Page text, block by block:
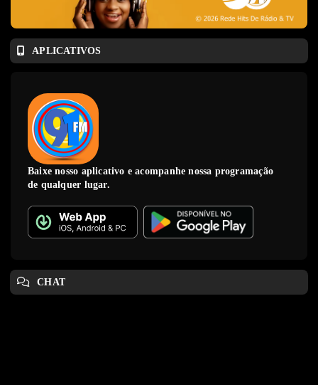
APLICATIVOS
Baixe nosso aplicativo e acompanhe nossa programação
de qualquer lugar.
CHAT